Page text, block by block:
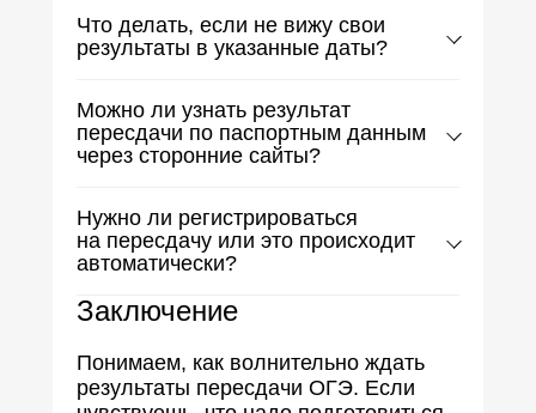
Что делать, если не вижу свои
результаты в указанные даты?
задерживаться из-за технических сбоев
на сайтах региональных центров
обработки информации (РЦОИ)
«Госуслуги». Первым делом проверь
информацию в своей школе.
Можно ли узнать результат
пересдачи по паспортным данным
через сторонние сайты?
источники («Госуслуги», сайты РЦОИ,
региональные порталы образования).
Вводить паспортные данные
на непроверенных ресурсах опасно.
Нужно ли регистрироваться
на пересдачу или это происходит
автоматически?
Надо зарегистрироваться на любом
на портале образования.
Заключение
Понимаем, как волнительно ждать
результаты пересдачи ОГЭ. Если